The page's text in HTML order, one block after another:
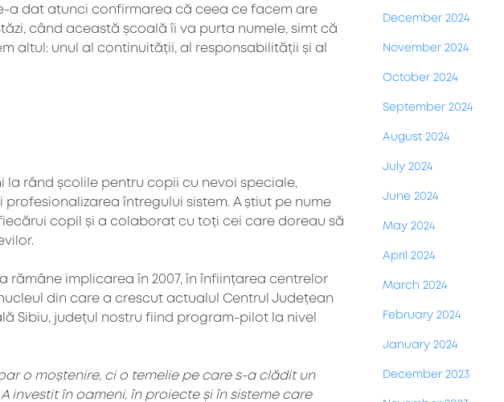
a dat atunci confirmarea că ceea ce facem are
când această școală îi va purta numele, simt că
altul: unul al continuității, al responsabilității și al
la rând școlile pentru copii cu nevoi speciale,
întregului sistem. A știut pe nume
copil și a colaborat cu toți cei care doreau să
rămâne implicarea în 2007, în înființarea centrelor
din care a crescut actualul Centrul Județean
Sibiu, județul nostru fiind program-pilot la nivel
o moștenire, ci o temelie pe care s-a clădit un
investit în oameni, în proiecte și în sisteme care
December 2024
November 2024
October 2024
September 2024
August 2024
July 2024
June 2024
May 2024
April 2024
March 2024
February 2024
January 2024
December 2023